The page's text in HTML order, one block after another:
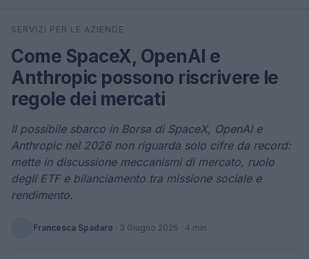
Cerca
SERVIZI PER LE AZIENDE
Come SpaceX, OpenAI e
Anthropic possono riscrivere le
regole dei mercati
Il possibile sbarco in Borsa di SpaceX, OpenAI e
Anthropic nel 2026 non riguarda solo cifre da record:
mette in discussione meccanismi di mercato, ruolo
degli ETF e bilanciamento tra missione sociale e
rendimento.
Francesca Spadaro · 3 Giugno 2026 · 4 min